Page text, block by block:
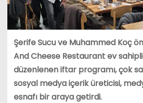
Şerife Sucu ve Muhammed Koç
And Cheese Restaurant ev
düzenlenen iftar programı, çok
sosyal medya içerik üreticisi,
esnafı bir araya getirdi.